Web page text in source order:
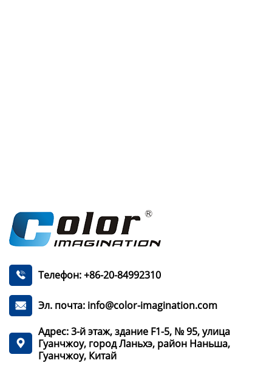
 Телефон: +86-20-84992310
 Эл. почта: info@color-imagination.com

Адрес: 3-й этаж, здание F1-5, № 95, улица
Гуанчжоу, город Ланьхэ, район Наньша,
Гуанчжоу, Китай